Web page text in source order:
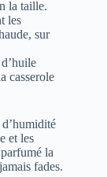
la taille.
les
sur
casserole
d’humidité
et les
la
fades.